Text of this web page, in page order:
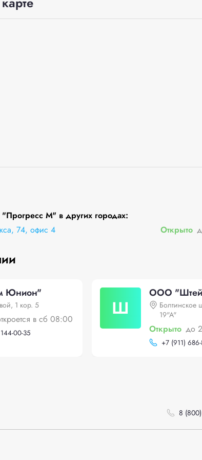
М" в других городах:
74, офис 4
Открыто
Юнион"
1 кор. 5
в сб 08:00
00-35
Ш
ООО
Болтинское
19"А"
Открыто до
+7 (911)
8